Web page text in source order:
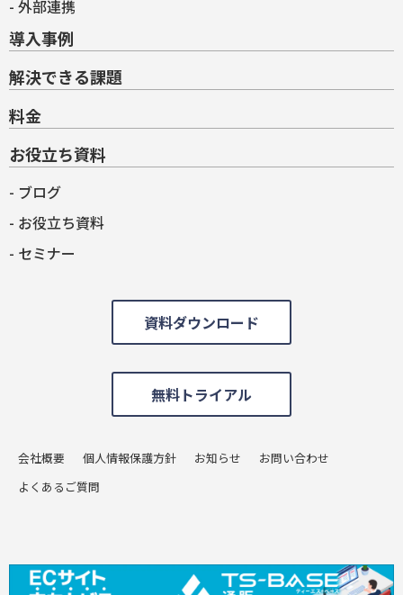
外部連携
導入事例
解決できる課題
料金
お役立ち資料
ブログ
お役立ち資料
セミナー
資料ダウンロード
無料トライアル
会社概要 個人情報保護方針 お知らせ
お問い合わせ
よくあるご質問